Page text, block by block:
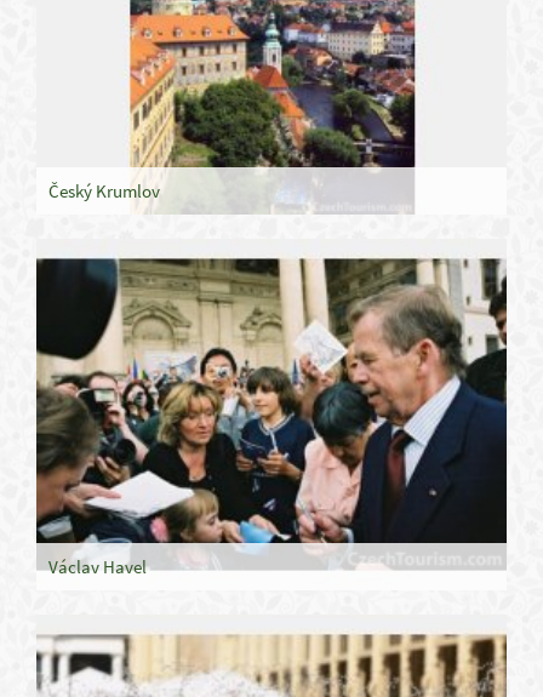
Český Krumlov
Václav Havel